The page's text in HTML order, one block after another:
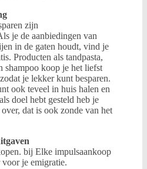
zijn
je de aanbiedingen van
in de gaten houdt, vind je
Producten als tandpasta,
shampoo koop je het liefst
je lekker kunt besparen.
ook teveel in huis halen en
doel hebt gesteld heb je
dat is ook zonde van het
bij Elke impulsaankoop
je emigratie.